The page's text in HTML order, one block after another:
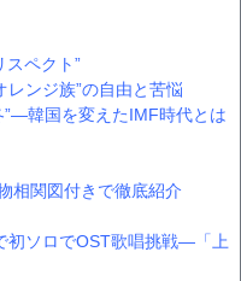
スペクト”
ンジ族”の自由と苦悩
”―韓国を変えたIMF時代とは
相関図付きで徹底紹介
初ソロでOST歌唱挑戦―「上